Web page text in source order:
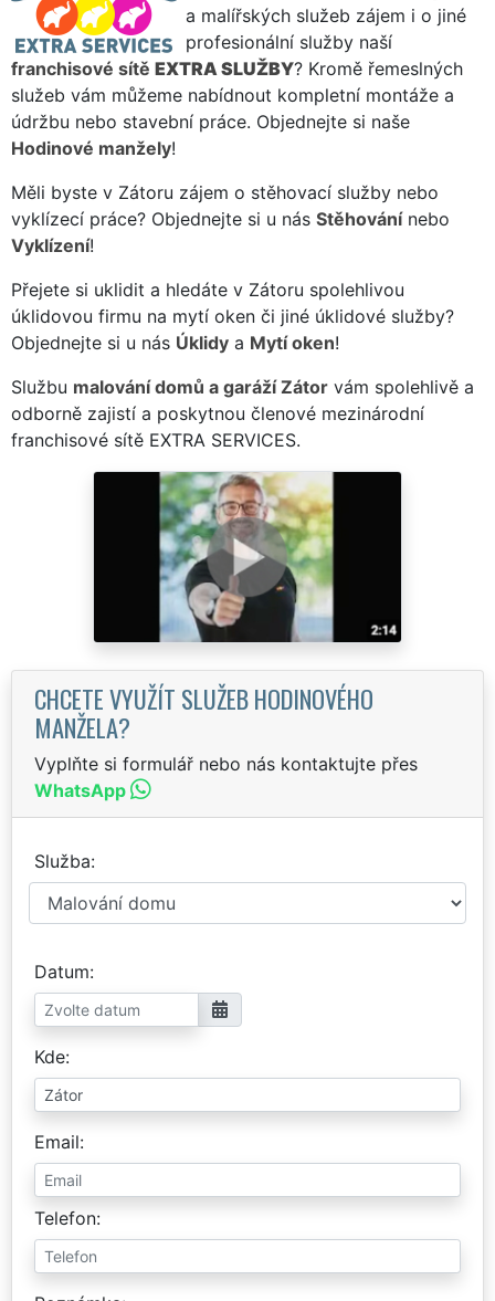
a malířských služeb zájem i o jiné
profesionální služby naší
franchisové sítě EXTRA SLUŽBY? Kromě řemeslných
služeb vám můžeme nabídnout kompletní montáže a
údržbu nebo stavební práce. Objednejte si naše
Hodinové manžely!
Měli byste v Zátoru zájem o stěhovací služby nebo
vyklízecí práce? Objednejte si u nás Stěhovánínebo
Vyklízení!
Přejete si uklidit a hledáte v Zátoru spolehlivou
úklidovou firmu na mytí oken či jiné úklidové služby?
Objednejte si u nás Úklidy a Mytí oken!
Službu malování domů a garáží Zátor vám spolehlivě a
odborně zajistí a poskytnou členové mezinárodní
franchisové sítě EXTRA SERVICES.
CHCETE VYUŽÍT SLUŽEB HODINOVÉHO
MANŽELA?
Vyplňte si formulář nebo nás kontaktujte přes
WhatsApp
Služba
Datum
Kde
Email
Telefon